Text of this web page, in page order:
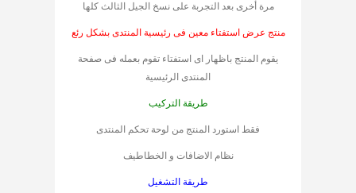
مرة أخرى بعد التجربة على نسخ الجيل الثالث كلها
منتج عرض استفتاء معين فى رئيسية المنتدى بشكل رئع
يقوم المنتج باظهار اى استفتاء تقوم بعمله فى صفحة
المنتدى الرئيسية
طريقة التركيب
فقط استورد المنتج من لوحة تحكم المنتدى
نظام الاضافات و الخطاطيف
طريقة التشغيل